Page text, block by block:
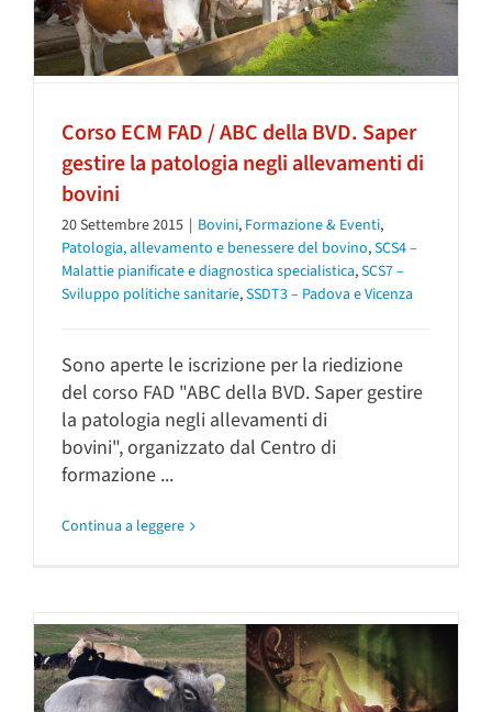
Corso ECM FAD / ABC della BVD. Saper
gestire la patologia negli allevamenti di
bovini
20 Settembre 2015 | Bovini, Formazione & Eventi,
Patologia, allevamento e benessere del bovino,SCS4 –
Malattie pianificate e diagnostica specialistica,SCS7 –
Sviluppo politiche sanitarie,SSDT3 – Padova e Vicenza
Sono aperte le iscrizione per la riedizione
del corso FAD "ABC della BVD. Saper gestire
la patologia negli allevamenti di
bovini", organizzato dal Centro di
formazione ...
Continua a leggere